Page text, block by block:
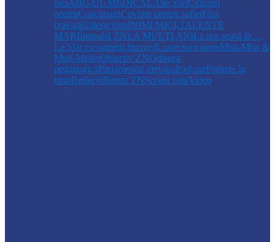
piciABC-UL MEDICALAlte ȘtiriCititorul
nostruConcursuriCuvinte pentru sufletFără
cravatăGalerie fotoINIMI MICI,TALENTE
MARIÎntreabă ZNLA MULŢI ANILa noi acasă la…
La Sfat cu oameni frumoșiLume soro lumeMini-Miss &
Mini-MisterObiectiv ZNOdiseea
pedagogicăParlamentul elevilorPodcastPortrete în
timpReflecțiiReteta ZNȘcoala meaVideo